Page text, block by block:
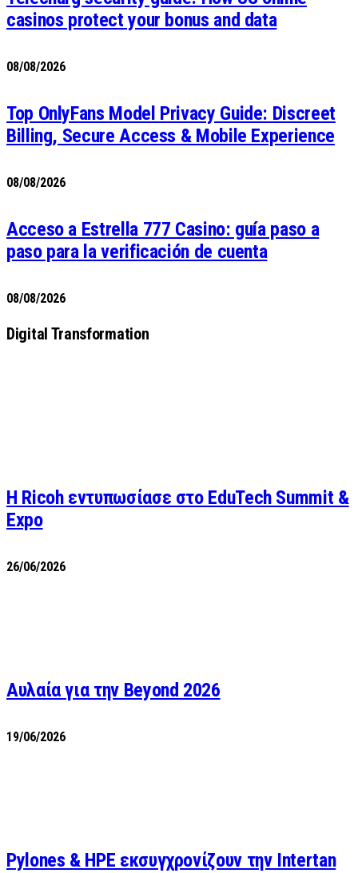
casinos protect your bonus and data
08/08/2026
Top OnlyFans Model Privacy Guide: Discreet
Billing, Secure Access & Mobile Experience
08/08/2026
Acceso a Estrella 777 Casino: guía paso a
paso para la verificación de cuenta
08/08/2026
Digital Transformation
Η Ricoh εντυπωσίασε στο EduTech Summit &
Expo
26/06/2026
Αυλαία για την Beyond 2026
19/06/2026
Pylones & HPE εκσυγχρονίζουν την Intertan